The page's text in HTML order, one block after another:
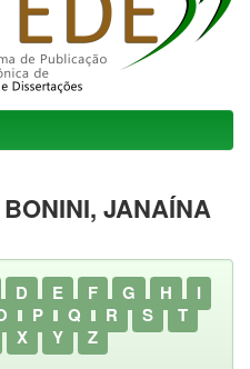
BONINI, JANAÍNA
D E F G H
I
P Q R S
T
X Y Z